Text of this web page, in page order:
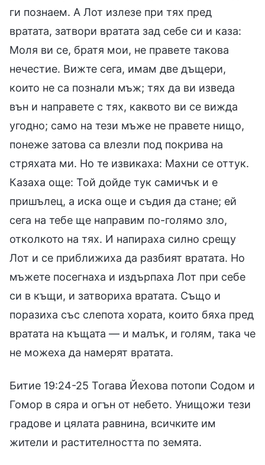
ги познаем. А Лот излезе при тях пред
вратата, затвори вратата зад себе си и каза:
Моля ви се, братя мои, не правете такова
нечестие. Вижте сега, имам две дъщери,
които не са познали мъж; тях да ви изведа
вън и направете с тях, каквото ви се вижда
угодно; само на тези мъже не правете нищо,
понеже затова са влезли под покрива на
стряхата ми. Но те извикаха: Махни се оттук.
Казаха още: Той дойде тук самичък и е
пришълец, а иска още и съдия да стане; ей
сега на тебе ще направим по-голямо зло,
отколкото на тях. И напираха силно срещу
Лот и се приближиха да разбият вратата. Но
мъжете посегнаха и издърпаха Лот при себе
си в къщи, и затвориха вратата. Също и
поразиха със слепота хората, които бяха пред
вратата на къщата — и малък, и голям, така че
не можеха да намерят вратата.
Битие 19:24-25 Тогава Йехова потопи Содом и
Гомор в сяра и огън от небето. Унищожи тези
градове и цялата равнина, всичките им
жители и растителността по земята.